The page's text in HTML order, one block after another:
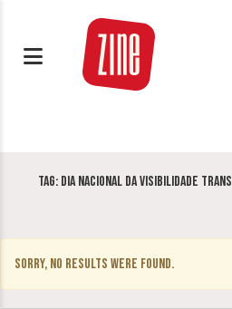
Tag: Dia Nacional da Visibilidade Trans
Sorry, no results were found.